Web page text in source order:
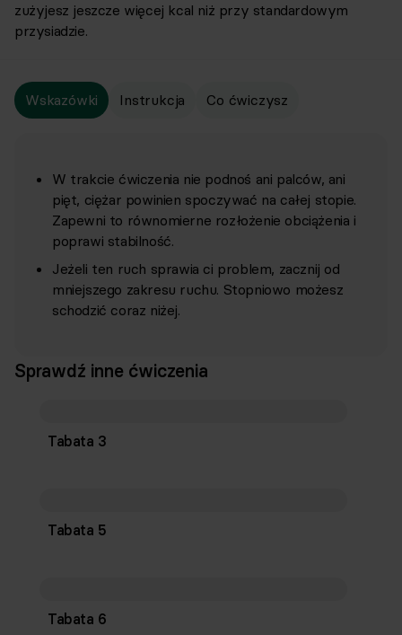
zużyjesz jeszcze więcej kcal niż przy standardowym
przysiadzie.
Wskazówki Instrukcja Co ćwiczysz
W trakcie ćwiczenia nie podnoś ani palców, ani
pięt, ciężar powinien spoczywać na całej stopie.
Zapewni to równomierne rozłożenie obciążenia i
poprawi stabilność.
Jeżeli ten ruch sprawia ci problem, zacznij od
mniejszego zakresu ruchu. Stopniowo możesz
schodzić coraz niżej.
Sprawdź inne ćwiczenia
Tabata 3
Tabata 5
Tabata 6